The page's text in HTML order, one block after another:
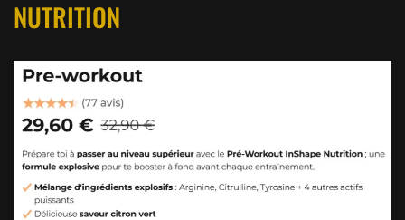
NUTRITION